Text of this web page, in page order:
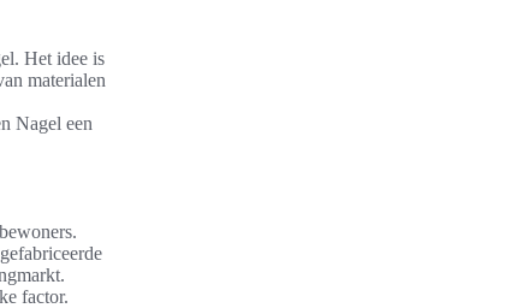
Het idee is
materialen
Nagel een
factor.